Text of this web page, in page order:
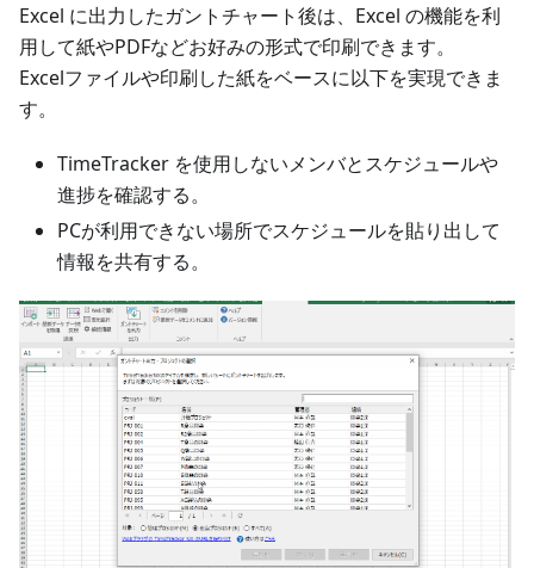
Excel に出力したガントチャート後は、Excel の機能を利
用して紙やPDFなどお好みの形式で印刷できます。
Excelファイルや印刷した紙をベースに以下を実現できま
す。
TimeTracker を使用しないメンバとスケジュールや
進捗を確認する。
PCが利用できない場所でスケジュールを貼り出して
情報を共有する。